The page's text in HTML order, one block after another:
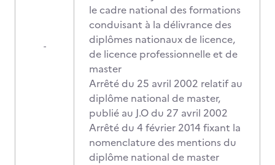
-
le cadre national des formations
conduisant à la délivrance des
diplômes nationaux de licence,
de licence professionnelle et de
master
Arrêté du 25 avril 2002 relatif au
diplôme national de master,
publié au J.O du 27 avril 2002
Arrêté du 4 février 2014 fixant la
nomenclature des mentions du
diplôme national de master